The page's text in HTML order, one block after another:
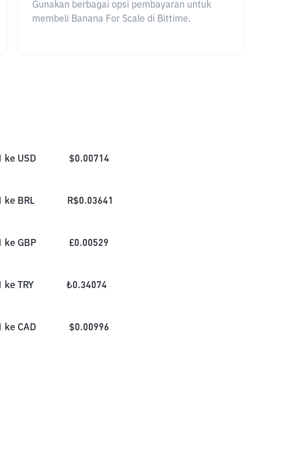
Gunakan berbagai opsi pembayaran untuk
membeli Banana For Scale di Bittime.
ke USD $0.00714
ke BRL R$0.03641
ke GBP £0.00529
ke TRY ₺0.34074
ke CAD $0.00996